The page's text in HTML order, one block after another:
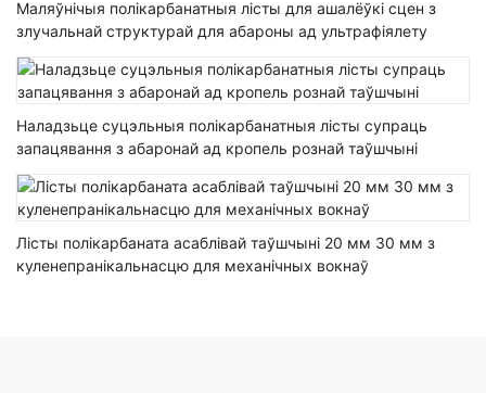
Маляўнічыя полікарбанатныя лісты для ашалёўкі сцен з
злучальнай структурай для абароны ад ультрафіялету
Наладзьце суцэльныя полікарбанатныя лісты супраць
запацявання з абаронай ад кропель рознай таўшчыні
Лісты полікарбаната асаблівай таўшчыні 20 мм 30 мм з
куленепранікальнасцю для механічных вокнаў